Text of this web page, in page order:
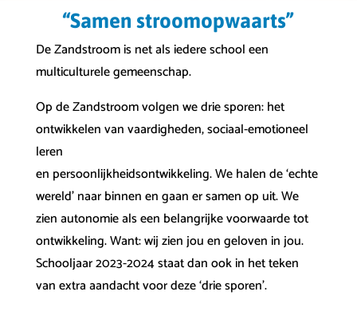
“Samen stroomopwaarts”
De Zandstroom is net als iedere school een
multiculturele gemeenschap.
Op de Zandstroom volgen we drie sporen: het
ontwikkelen van vaardigheden, sociaal-emotioneel
leren
en persoonlijkheidsontwikkeling. We halen de ‘echte
wereld’ naar binnen en gaan er samen op uit. We
zien autonomie als een belangrijke voorwaarde tot
ontwikkeling. Want: wij zien jou en geloven in jou.
Schooljaar 2023-2024 staat dan ook in het teken
van extra aandacht voor deze ‘drie sporen’.